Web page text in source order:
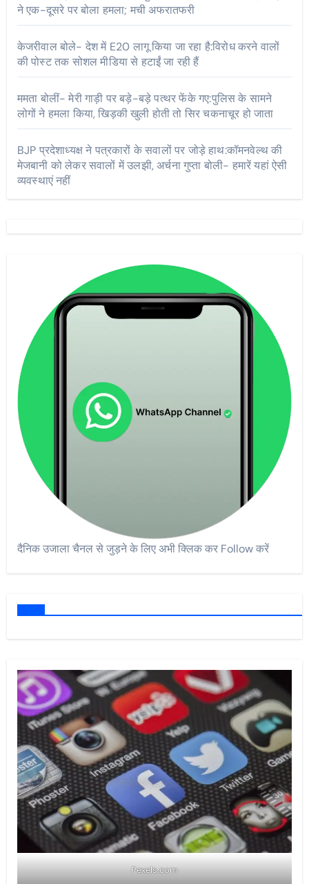
ने एक-दूसरे पर बोला हमला; मची अफरातफरी
केजरीवाल बोले- देश में E20 लागू किया जा रहा है:विरोध करने वालों
की पोस्ट तक सोशल मीडिया से हटाईं जा रही हैं
ममता बोलीं- मेरी गाड़ी पर बड़े-बड़े पत्थर फेंके गए:पुलिस के सामने
लोगों ने हमला किया, खिड़की खुली होती तो सिर चकनाचूर हो जाता
BJP प्रदेशाध्यक्ष ने पत्रकारों के सवालों पर जोड़े हाथ:कॉमनवेल्थ की
मेजबानी को लेकर सवालों में उलझी, अर्चना गुप्ता बोली- हमारें यहां ऐसी
व्यवस्थाएं नहीं
दैनिक उजाला चैनल से जुड़ने के लिए अभी क्लिक कर Follow करें
Pexels.com